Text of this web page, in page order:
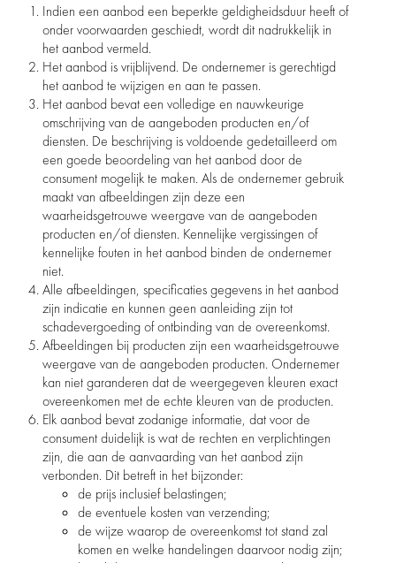
Indien een aanbod een beperkte geldigheidsduur heeft of
onder voorwaarden geschiedt, wordt dit nadrukkelijk in
het aanbod vermeld.
Het aanbod is vrijblijvend. De ondernemer is gerechtigd
het aanbod te wijzigen en aan te passen.
Het aanbod bevat een volledige en nauwkeurige
omschrijving van de aangeboden producten en/of
diensten. De beschrijving is voldoende gedetailleerd om
een goede beoordeling van het aanbod door de
consument mogelijk te maken. Als de ondernemer gebruik
maakt van afbeeldingen zijn deze een
waarheidsgetrouwe weergave van de aangeboden
producten en/of diensten. Kennelijke vergissingen of
kennelijke fouten in het aanbod binden de ondernemer
niet.
Alle afbeeldingen, specificaties gegevens in het aanbod
zijn indicatie en kunnen geen aanleiding zijn tot
schadevergoeding of ontbinding van de overeenkomst.
Afbeeldingen bij producten zijn een waarheidsgetrouwe
weergave van de aangeboden producten. Ondernemer
kan niet garanderen dat de weergegeven kleuren exact
overeenkomen met de echte kleuren van de producten.
Elk aanbod bevat zodanige informatie, dat voor de
consument duidelijk is wat de rechten en verplichtingen
zijn, die aan de aanvaarding van het aanbod zijn
verbonden. Dit betreft in het bijzonder:
de prijs inclusief belastingen;
de eventuele kosten van verzending;
de wijze waarop de overeenkomst tot stand zal
komen en welke handelingen daarvoor nodig zijn;